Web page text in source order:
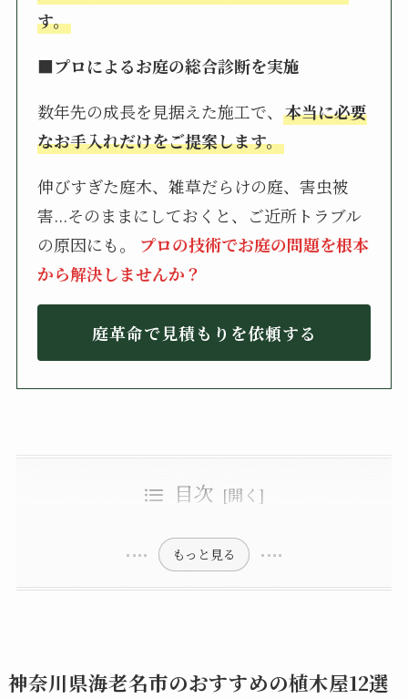
す。
■プロによるお庭の総合診断を実施
数年先の成長を見据えた施工で、本当に必要
なお手入れだけをご提案します。
伸びすぎた庭木、雑草だらけの庭、害虫被
害...そのままにしておくと、ご近所トラブル
の原因にも。
プロの技術でお庭の問題を根本
から解決しませんか？
庭革命で見積もりを依頼する
目次
政和造園(せいわぞうえん)
庭咲桜（にわざくら）
栄和ガーデン
Various Gardens
IN NATURALららぽーと海老名店
株式会社 ホットクリーンサービス
有限会社 昇華園（しょうかえん）
もっと見る
神奈川県海老名市のおすすめの植木屋12選